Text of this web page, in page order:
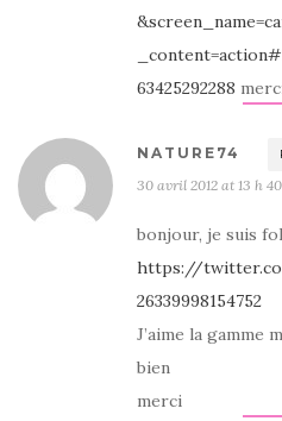
63425292288
NATURE74
30 avril 2012 at 13 h
bonjour, je suis
https://
26339998154752
J’aime la gamme
bien
merci